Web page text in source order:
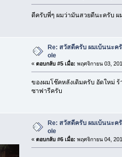
ดีครับพี่ๆ ผมว่ามันสวยดีนะครับ ผ
Re: สวัสดีครับ ผมเบ้นนะค
ole
« ตอบกลับ #5 เมื่อ: พฤศจิกายน 03,
ของผมโช๊คหลังเดิมครับ อัดใหม่ ร้
ซาฟารีครับ
Re: สวัสดีครับ ผมเบ้นนะค
ole
« ตอบกลับ #6 เมื่อ: พฤศจิกายน 04,